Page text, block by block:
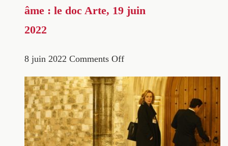
âme : le doc Arte, 19 juin
2022
8 juin 2022 Comments Off